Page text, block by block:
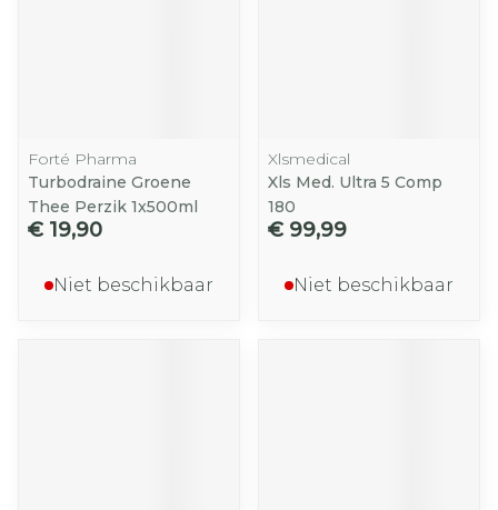
Forté Pharma
Turbodraine Groene
Thee Perzik 1x500ml
€ 19,90
Niet beschikbaar
Xlsmedical
Xls Med. Ultra 5 Comp
180
€ 99,99
Niet beschikbaar